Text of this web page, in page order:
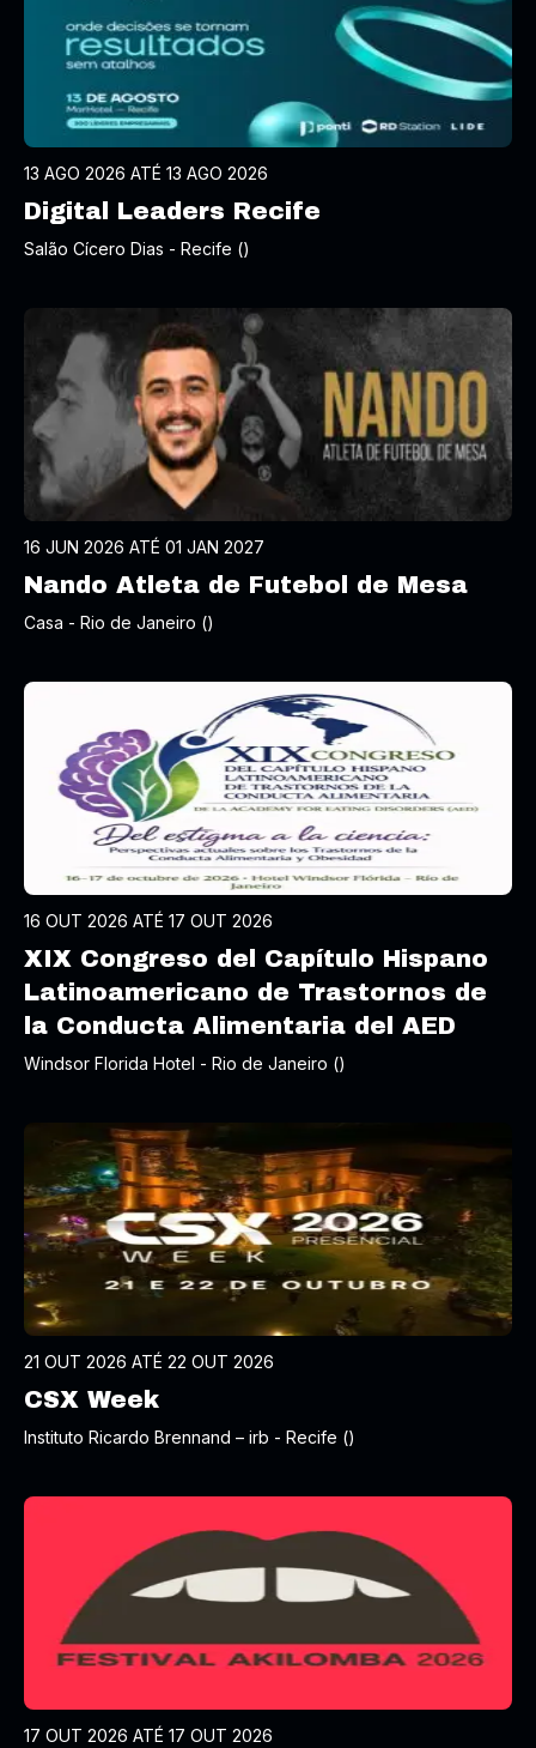
13 AGO 2026 ATÉ 13 AGO 2026
Digital Leaders Recife
Salão Cícero Dias - Recife ()
16 JUN 2026 ATÉ 01 JAN 2027
Nando Atleta de Futebol de Mesa
Casa - Rio de Janeiro ()
16 OUT 2026 ATÉ 17 OUT 2026
XIX Congreso del Capítulo Hispano
Latinoamericano de Trastornos de
la Conducta Alimentaria del AED
Windsor Florida Hotel - Rio de Janeiro ()
21 OUT 2026 ATÉ 22 OUT 2026
CSX Week
Instituto Ricardo Brennand – irb - Recife ()
17 OUT 2026 ATÉ 17 OUT 2026